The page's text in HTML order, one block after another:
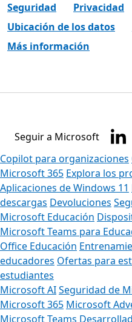
Seguridad
Privacidad
Ubicación de los datos
Más información
Seguir a Microsoft
Copilot para organizaciones
Microsoft 365 Explora los
Aplicaciones de Windows 11
descargas Devoluciones
Microsoft Educación
Microsoft Teams para
Office Educación
educadores Ofertas para
estudiantes
Microsoft AISeguridad de
Microsoft 365 Microsoft
Microsoft Teams